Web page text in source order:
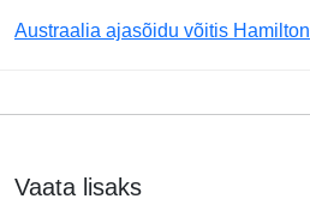
Austraalia ajasõidu võitis Hamilton
Vaata lisaks